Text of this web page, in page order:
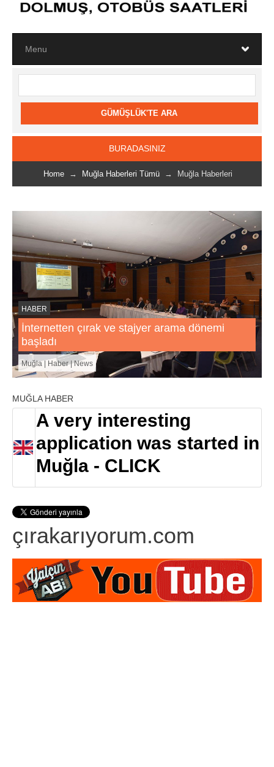
BURADASINIZ
Home → Muğla Haberleri Tümü → Muğla Haberleri
HABER
İnternetten çırak ve stajyer arama dönemi
başladı
Muğla | Haber | News
MUĞLA HABER
A very interesting
application was started in
Muğla - CLICK
çırakarıyorum.com